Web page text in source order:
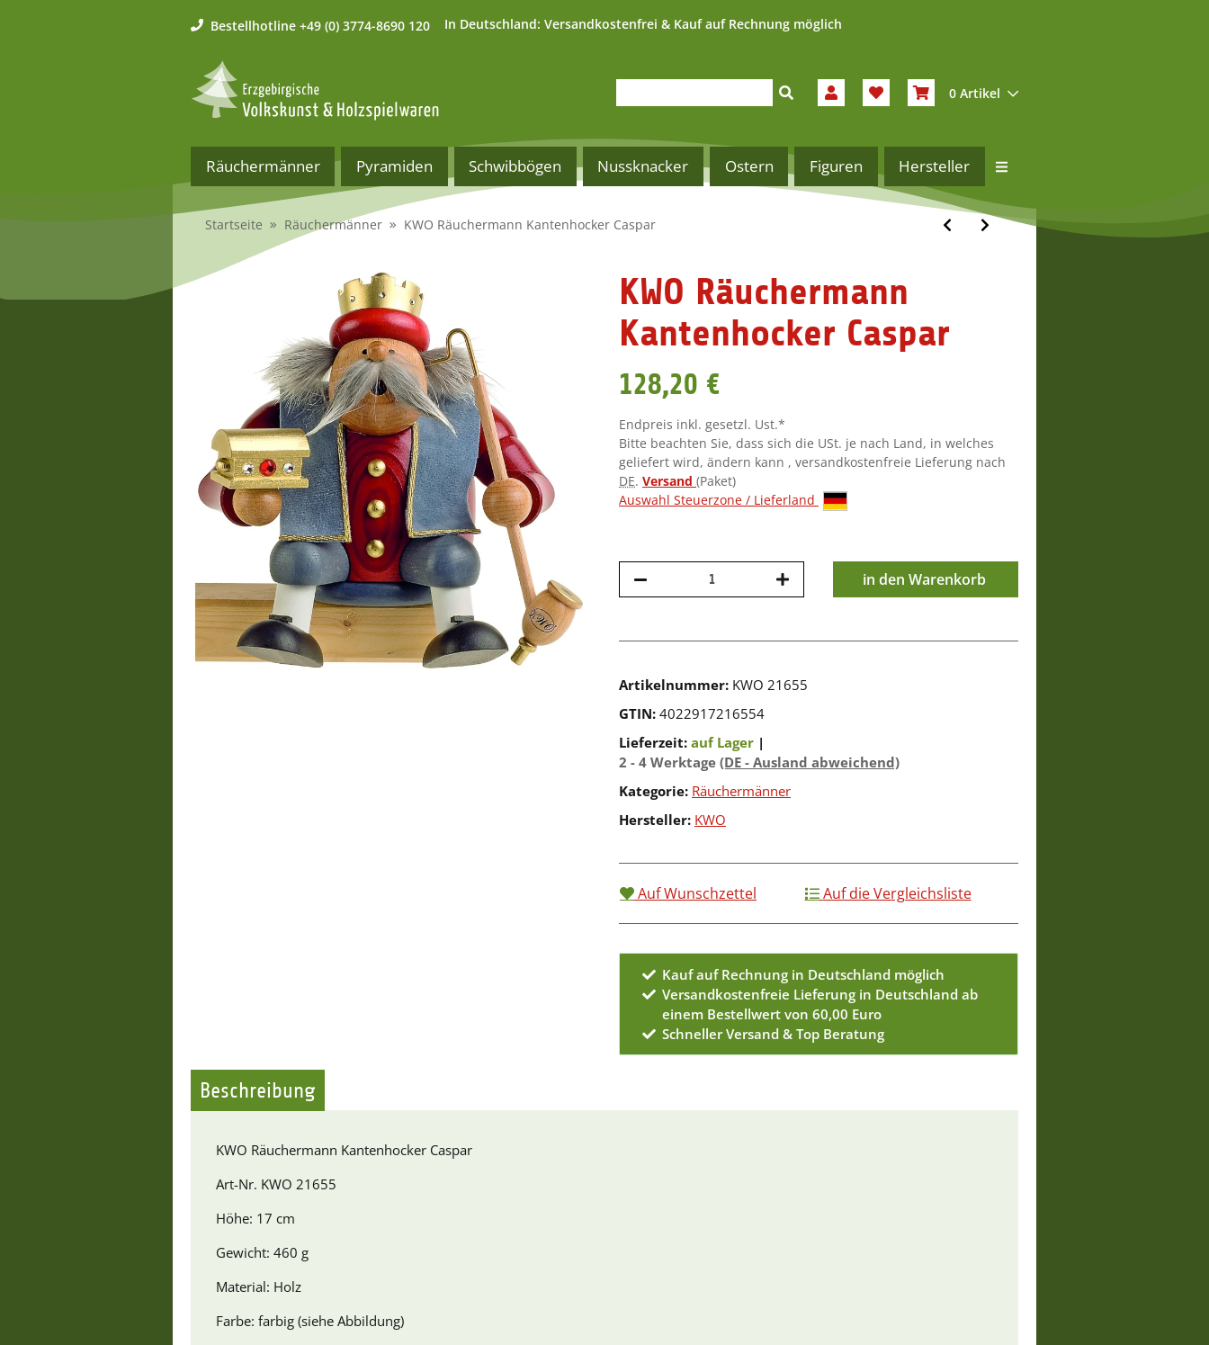
Bestellhotline +49 (0) 3774-8690 120 In Deutschland: Versandkostenfrei & Kauf auf Rechnung möglich
0 Artikel
Räuchermänner Pyramiden Schwibbögen Nussknacker Ostern Figuren Hersteller
Startseite Räuchermänner KWO Räuchermann Kantenhocker Caspar
KWO Räuchermann
Kantenhocker Caspar
128,20 €
Endpreis inkl. gesetzl. Ust.*
Bitte beachten Sie, dass sich die USt. je nach Land, in welches
geliefert wird, ändern kann , versandkostenfreie Lieferung nach
DE. Versand (Paket)
Auswahl Steuerzone / Lieferland
in den Warenkorb
Artikelnummer: KWO 21655
GTIN: 4022917216554
Lieferzeit: auf Lager |
2 - 4 Werktage (DE - Ausland abweichend)
Kategorie: Räuchermänner
Hersteller: KWO
Auf Wunschzettel Auf die Vergleichsliste
Kauf auf Rechnung in Deutschland möglich
Versandkostenfreie Lieferung in Deutschland ab
einem Bestellwert von 60,00 Euro
Schneller Versand & Top Beratung
Beschreibung
KWO Räuchermann Kantenhocker Caspar
Art-Nr. KWO 21655
Höhe: 17 cm
Gewicht: 460 g
Material: Holz
Farbe: farbig (siehe Abbildung)